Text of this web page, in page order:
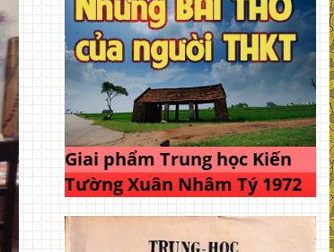
Giai phẩm Trung học Kiến
Tường Xuân Nhâm Tý 1972